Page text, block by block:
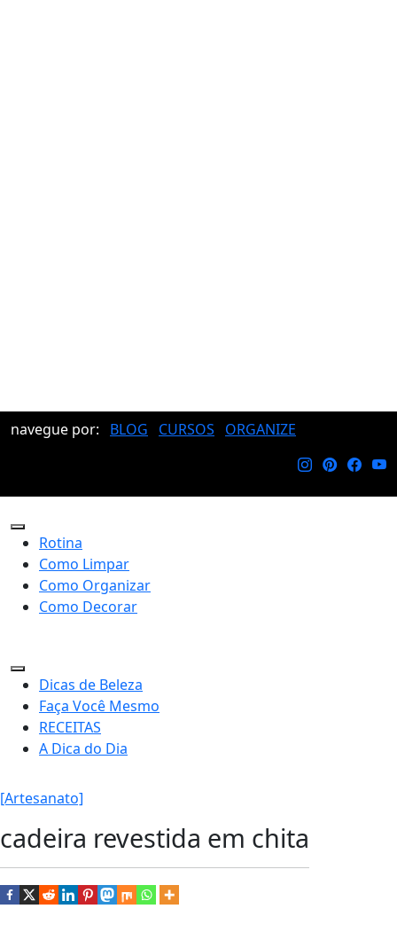
navegue por: BLOG CURSOS ORGANIZE
Rotina
Como Limpar
Como Organizar
Como Decorar
Dicas de Beleza
Faça Você Mesmo
RECEITAS
A Dica do Dia
[Artesanato]
cadeira revestida em chita